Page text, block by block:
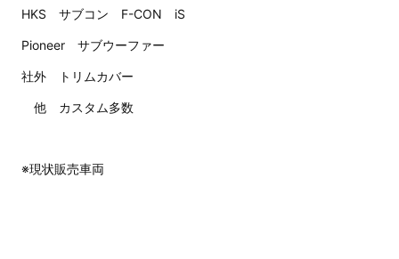
HKS サブコン F-CON iS
Pioneer サブウーファー
社外 トリムカバー
他 カスタム多数
※現状販売車両